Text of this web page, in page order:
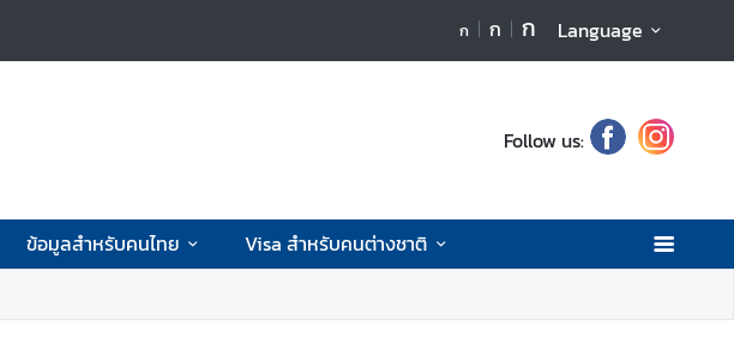
ก ก ก Language
Follow us:
ข้อมูลสำหรับคนไทย Visa สำหรับคนต่างชาติ